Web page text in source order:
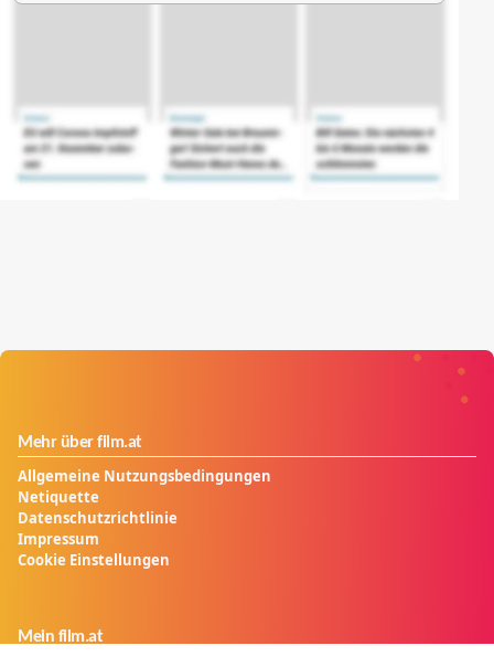
Mehr über film.at
Allgemeine Nutzungsbedingungen
Netiquette
Datenschutzrichtlinie
Impressum
Cookie Einstellungen
Mein film.at